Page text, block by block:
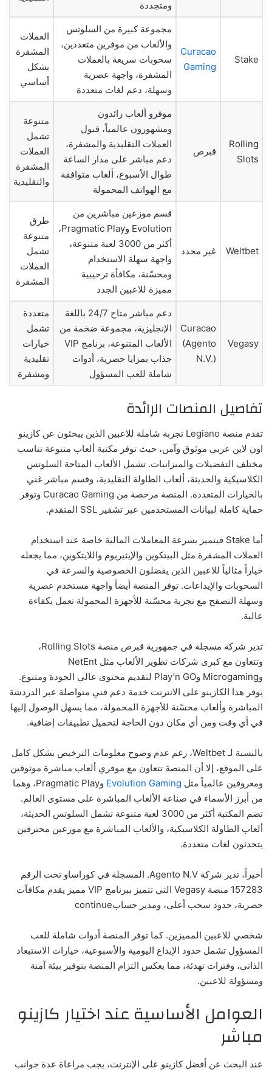
ومتجددة
Stake
Curacao
Gaming
مجموعة كبيرة من السلوتس
والألعاب من موفرين متعددين،
سحوبات سريعة بالعملات
المشفرة، واجهة عصرية
وسهلة، دعم لغات متعددة
العملات
المشفرة
بشكل
أساسي
Rolling
Slots
قبرص
موفرو ألعاب رائدون
ومشهورون عالمياً، قبول
العملات التقليدية والمشفرة،
دعم مباشر على مدار الساعة
طوال الأسبوع، ألعاب متوافقة
مع الهواتف المحمولة
متنوعة
تشمل
العملات
المشفرة
والتقليدية
Weltbet غير محدد
قسم موزعين مباشرين من
Evolution وPragmatic Play،
أكثر من 3000 لعبة متنوعة،
واجهة سهلة الاستخدام
ومحسّنة، مكافأة ترحيبية
مميزة للاعبين الجدد
طرق
متنوعة
تشمل
العملات
المشفرة
Vegasy
Curacao
(Agento
N.V.)
دعم مباشر متاح 24/7 باللغة
الإنجليزية، مجموعة ضخمة من
الألعاب المتنوعة، برنامج VIP
جذاب بمزايا حصرية، أدوات
شاملة للعب المسؤول
متعددة
تشمل
خيارات
تقليدية
ومشفرة
تفاصيل المنصات الرائدة
تقدم منصة Legiano تجربة شاملة للاعبين الذين يبحثون عن
كازينو
اون لاين عربي موثوق وآمن، حيث توفر مكتبة ألعاب متنوعة تناسب
مختلف التفضيلات والميزانيات. تشمل الألعاب المتاحة السلوتس
الكلاسيكية والحديثة، ألعاب الطاولة التقليدية، وقسم مباشر غني
بالخيارات المتعددة. المنصة مرخصة من Curacao Gaming وتوفر
حماية كاملة لبيانات المستخدمين عبر تشفير SSL المتقدم.
أما Stake فيتميز بسرعة المعاملات المالية خاصة عند استخدام
العملات المشفرة مثل البيتكوين والإيثيريوم واللايتكوين، مما يجعله
خياراً مثالياً للاعبين الذين يفضلون الخصوصية والسرعة في
السحوبات والإيداعات. توفر المنصة أيضاً واجهة مستخدم عصرية
وسهلة التصفح مع تجربة محسّنة للأجهزة المحمولة تعمل بكفاءة
عالية.
تدير شركة مسجلة في جمهورية قبرص منصة Rolling Slots،
وتتعاون مع كبرى شركات تطوير الألعاب مثل NetEnt
وMicrogaming وPlay’n GO لتقديم محتوى عالي الجودة ومتنوع.
يوفر هذا الكازينو على الانترنت خدمة دعم فني متواصلة عبر الدردشة
المباشرة وألعاب محسّنة للأجهزة المحمولة، مما يسهل الوصول إليها
في أي وقت ومن أي مكان دون الحاجة لتحميل تطبيقات إضافية.
بالنسبة لـ Weltbet، رغم عدم وضوح معلومات الترخيص بشكل كامل
على الموقع، إلا أن المنصة تتعاون مع موفري ألعاب مباشرة موثوقين
ومعروفين عالمياً مثل Evolution Gaming
وPragmatic Play، وهما
من أبرز الأسماء في صناعة الألعاب المباشرة على مستوى العالم.
تضم المكتبة أكثر من 3000 لعبة متنوعة تشمل السلوتس الحديثة،
ألعاب الطاولة الكلاسيكية، والألعاب المباشرة مع موزعين محترفين
يتحدثون لغات متعددة.
أخيراً، تدير شركة Agento N.V. المسجلة في كوراساو تحت الرقم
157283 منصة Vegasy التي تتميز ببرنامج VIP مميز يقدم مكافآت
حصرية، حدود سحب أعلى، ومدير حسابcontinue
شخصي للاعبين المميزين. كما توفر المنصة أدوات شاملة للعب
المسؤول تشمل حدود الإيداع اليومية والأسبوعية، خيارات الاستبعاد
الذاتي، وفترات تهدئة، مما يعكس التزام المنصة بتوفير بيئة آمنة
ومسؤولة للاعبين.
العوامل الأساسية عند اختيار كازينو
مباشر
عند البحث عن أفضل كازينو على الإنترنت، يجب مراعاة عدة جوانب